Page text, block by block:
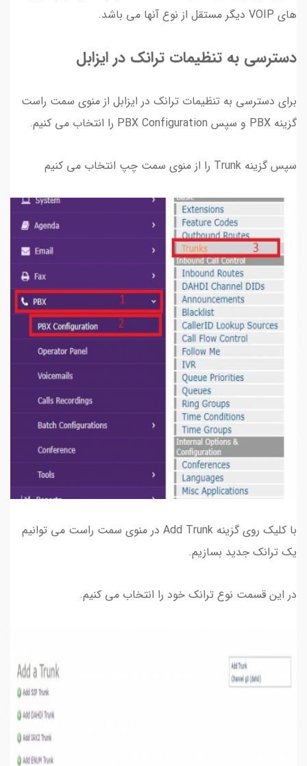
های VOIP دیگر مستقل از نوع آنها می باشد.
دسترسی به تنظیمات ترانک در ایزابل
برای دسترسی به تنظیمات ترانک در ایزابل از منوی سمت راست
گزینه PBX و سپس PBX Configuration را انتخاب می کنیم.
سپس گزینه Trunk را از منوی سمت چپ انتخاب می کنیم
با کلیک روی گزینه Add Trunk در منوی سمت راست می توانیم
یک ترانک جدید بسازیم.
در این قسمت نوع ترانک خود را انتخاب می کنیم.